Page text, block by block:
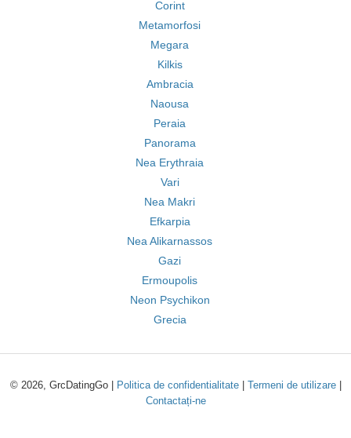
Corint
Metamorfosi
Megara
Kilkis
Ambracia
Naousa
Peraia
Panorama
Nea Erythraia
Vari
Nea Makri
Efkarpia
Nea Alikarnassos
Gazi
Ermoupolis
Neon Psychikon
Grecia
© 2026, GrcDatingGo | Politica de confidentialitate| Termeni de utilizare|
Contactați-ne